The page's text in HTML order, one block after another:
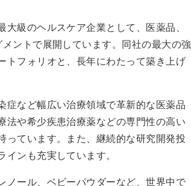
級のヘルスケア企業として、医薬品、
ントで展開しています。同社の最大の強
トフォリオと、長年にわたって築き上げ
症など幅広い治療領域で革新的な医薬品
法や希少疾患治療薬などの専門性の高い
ています。また、継続的な研究開発投
ンも充実しています。
ノール、ベビーパウダーなど、世界中で